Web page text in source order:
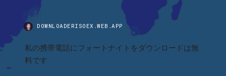
DOWNLOADERISOEX.WEB.APP
私の携帯電話にフォートナイトをダウンロードは無
料です